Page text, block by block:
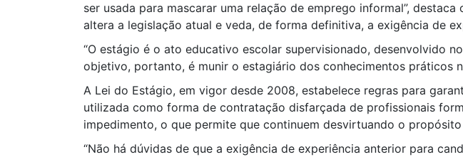
ser usada para mascarar uma relação de emprego informal”,
altera a legislação atual e veda, de forma definitiva, a exigência de
“O estágio é o ato educativo escolar supervisionado, desenvolvido
objetivo, portanto, é munir o estagiário dos conhecimentos práticos
A Lei do Estágio, em vigor desde 2008, estabelece regras para
utilizada como forma de contratação disfarçada de profissionais
impedimento, o que permite que continuem desvirtuando o
“Não há dúvidas de que a exigência de experiência anterior para